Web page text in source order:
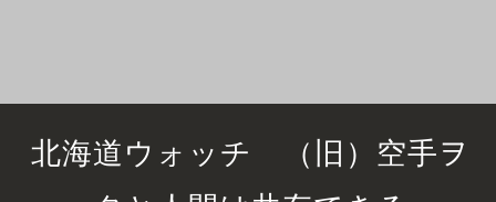
北海道ウォッチ （旧）空手ヲ